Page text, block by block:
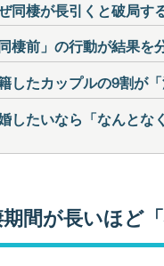
同棲が長引くと破局す
同棲前」の行動が結果を
したカップルの9割が
したいなら「なんとな
期間が長いほど